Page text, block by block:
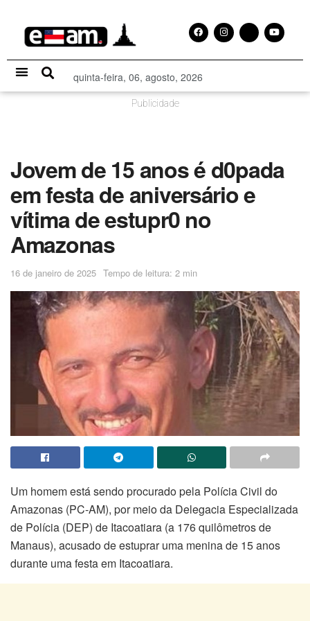
quinta-feira, 06, agosto, 2026
Publicidade
Jovem de 15 anos é d0pada
em festa de aniversário e
vítima de estupr0 no
Amazonas
16 de janeiro de 2025 Tempo de leitura: 2 min
Um homem está sendo procurado pela Polícia Civil do
Amazonas (PC-AM), por meio da Delegacia Especializada
de Polícia (DEP) de Itacoatiara (a 176 quilômetros de
Manaus), acusado de estuprar uma menina de 15 anos
durante uma festa em Itacoatiara.